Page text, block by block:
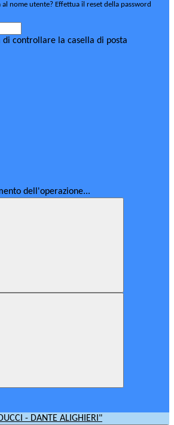
al nome utente? Effettua il reset della password
controllare la casella di posta
dell'operazione...